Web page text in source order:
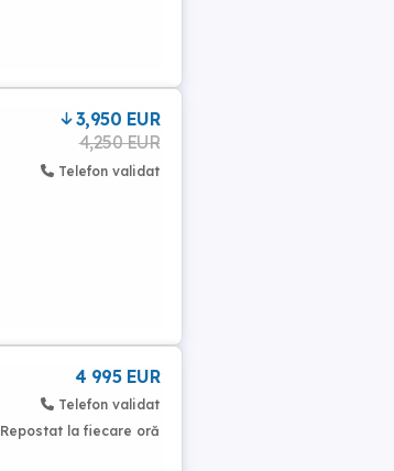
3,950 EUR
4,250 EUR
Telefon validat
4 995 EUR
Telefon validat
Repostat la fiecare oră